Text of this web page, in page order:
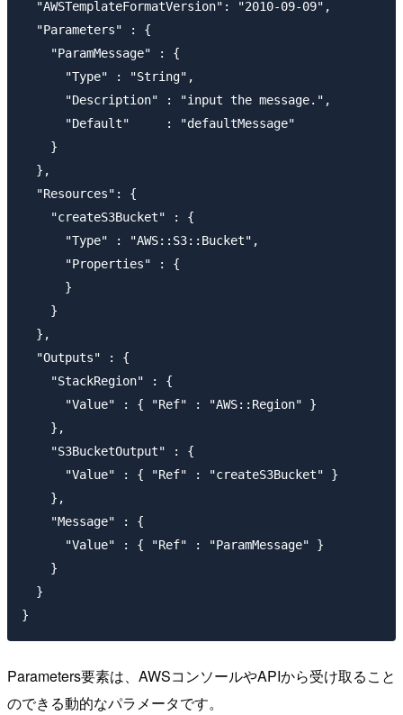
  "AWSTemplateFormatVersion": "2010-09-09",
  "Parameters" : {
    "ParamMessage" : {
      "Type" : "String",
      "Description" : "input the message.",
      "Default"     : "defaultMessage"
    }
  },
  "Resources": {
    "createS3Bucket" : {
      "Type" : "AWS::S3::Bucket",
      "Properties" : {
      }
    }
  },
  "Outputs" : {
    "StackRegion" : {
      "Value" : { "Ref" : "AWS::Region" }
    },
    "S3BucketOutput" : {
      "Value" : { "Ref" : "createS3Bucket" }
    },
    "Message" : {
      "Value" : { "Ref" : "ParamMessage" }
    }
  }
Parameters要素は、AWSコンソールやAPIから受け取ること
のできる動的なパラメータです。